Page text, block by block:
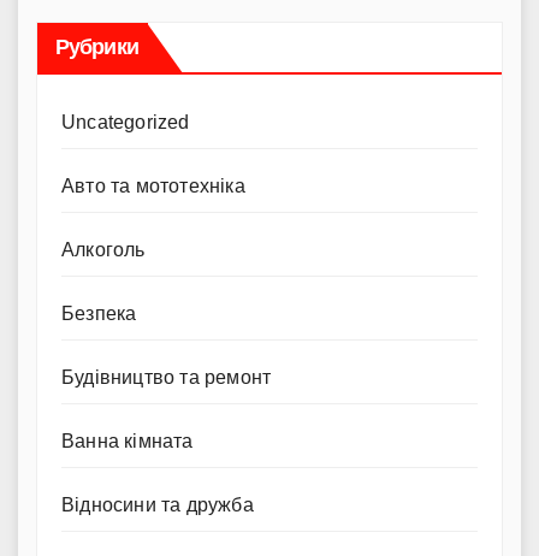
Рубрики
Uncategorized
Авто та мототехніка
Алкоголь
Безпека
Будівництво та ремонт
Ванна кімната
Відносини та дружба